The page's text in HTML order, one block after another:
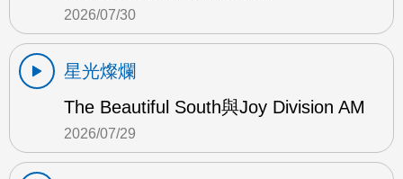
2026/07/30
星光燦爛
The Beautiful South與Joy Division AM
2026/07/29